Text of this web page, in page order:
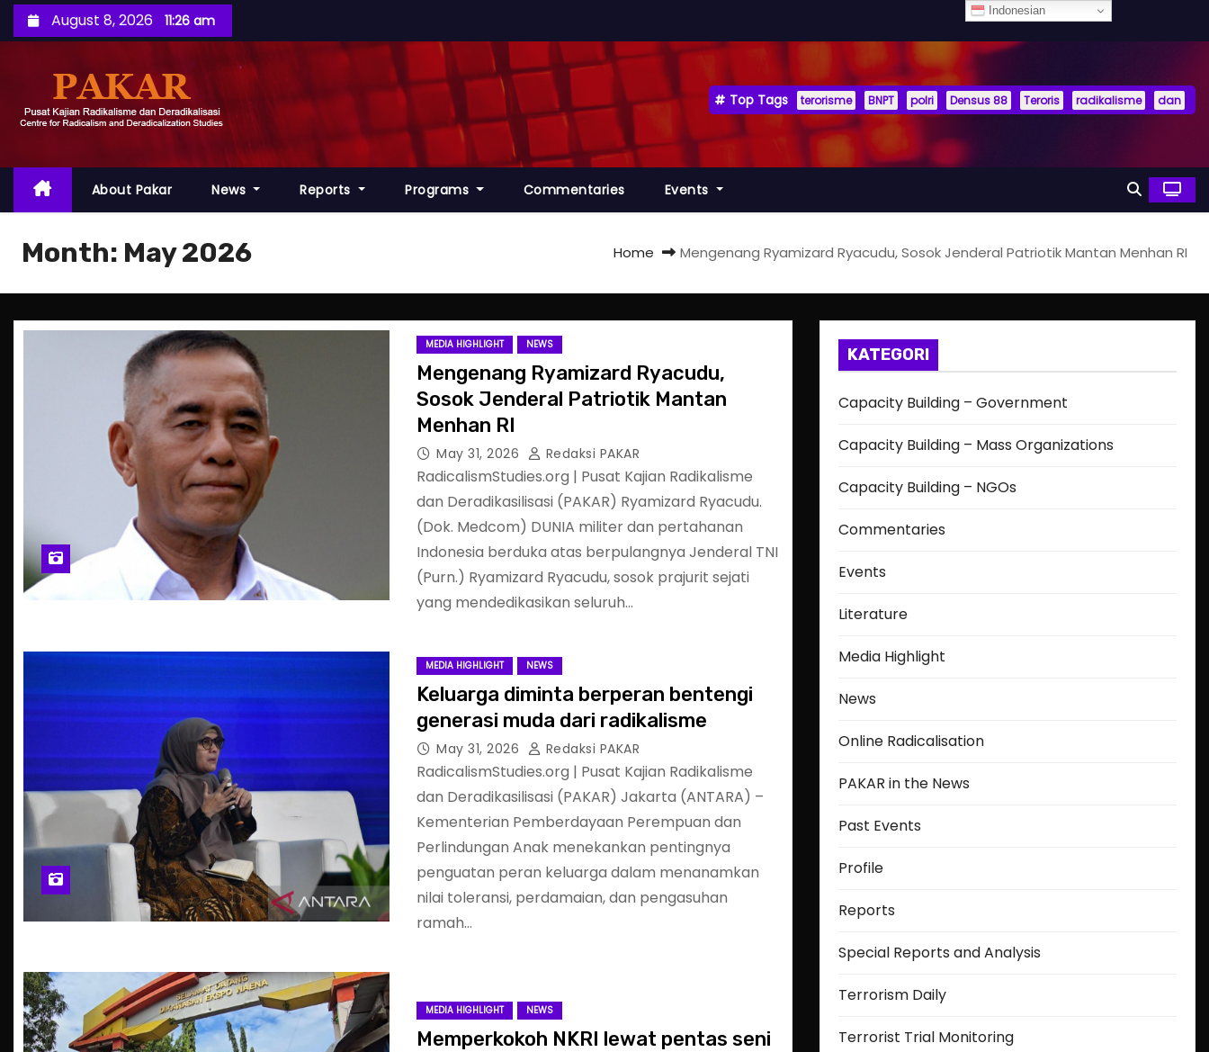
k
c
n
n
August 8, 2026 11:26 am
Top Tags terorisme BNPT polri Densus 88 Teroris radikalisme dan
About Pakar News Reports Programs Commentaries Events
Month: May 2026 Home Mengenang Ryamizard Ryacudu, Sosok Jenderal Patriotik Mantan Menhan RI
MEDIA HIGHLIGHT NEWS
Mengenang Ryamizard Ryacudu,
Sosok Jenderal Patriotik Mantan
Menhan RI
May 31, 2026 Redaksi PAKAR
RadicalismStudies.org | Pusat Kajian Radikalisme
dan Deradikasilisasi (PAKAR) Ryamizard Ryacudu.
(Dok. Medcom) DUNIA militer dan pertahanan
Indonesia berduka atas berpulangnya Jenderal TNI
(Purn.) Ryamizard Ryacudu, sosok prajurit sejati
yang mendedikasikan seluruh…
MEDIA HIGHLIGHT NEWS
Keluarga diminta berperan bentengi
generasi muda dari radikalisme
May 31, 2026 Redaksi PAKAR
RadicalismStudies.org | Pusat Kajian Radikalisme
dan Deradikasilisasi (PAKAR) Jakarta (ANTARA) –
Kementerian Pemberdayaan Perempuan dan
Perlindungan Anak menekankan pentingnya
penguatan peran keluarga dalam menanamkan
nilai toleransi, perdamaian, dan pengasuhan
ramah…
MEDIA HIGHLIGHT NEWS
Memperkokoh NKRI lewat pentas seni
KATEGORI
Capacity Building – Government
Capacity Building – Mass Organizations
Capacity Building – NGOs
Commentaries
Events
Literature
Media Highlight
News
Online Radicalisation
PAKAR in the News
Past Events
Profile
Reports
Special Reports and Analysis
Terrorism Daily
Terrorist Trial Monitoring
Indonesian